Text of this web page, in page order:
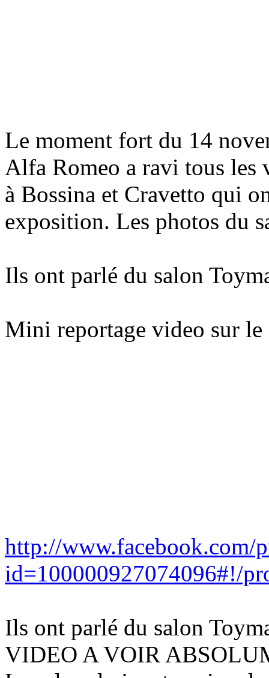
Le moment fort du 14
Alfa Romeo a ravi tous les
à Bossina et Cravetto qui
exposition. Les photos du
Ils ont parlé du salon
Mini reportage video sur
http://www.facebook.com/
id=100000927074096#!/
Ils ont parlé du salon
VIDEO A VOIR